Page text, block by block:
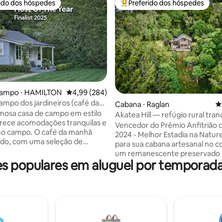
de 5, 339 avaliações
preferidos dos hóspedes
dos hóspedes
⋅ HAMILTON 4,99 de uma avaliação média de 5, 284
4,99 (284)
dos jardineiros (café da
casa de campo em estilo
acomodações tranquilas e
campo. O café da manhã
com uma seleção de
da cabana, você
uma cozinha compacta e
e renomados cafés,
Entre os melhores preferidos
Preferido dos hóspedes
Cabana ⋅ Raglan
Akatea Hill — refúgio rural
isolado
Vencedor do Prêmio Anfitrião
2024 - Melhor Estadia na Natureza.
para sua cabana artesanal no
um remanescente preservado
arbustos nativos, com vista
agrícolas e uma espiada do
uma taça de vinho enquanto o
Piwakawaka e Kereru
populares em aluguel por